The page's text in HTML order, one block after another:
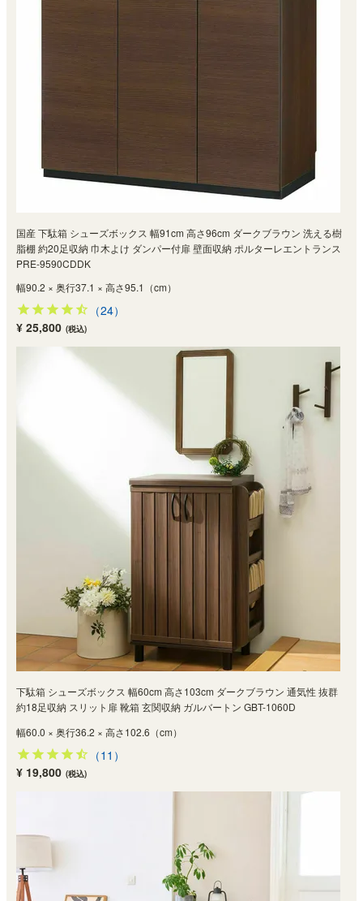
国産 下駄箱 シューズボックス 幅91cm 高さ96cm ダークブラウン 洗える樹
脂棚 約20足収納 巾木よけ ダンパー付扉 壁面収納 ポルターレエントランス
PRE-9590CDDK
幅90.2 × 奥行37.1 × 高さ95.1（cm）
（24）
¥ 25,800 (税込)
下駄箱 シューズボックス 幅60cm 高さ103cm ダークブラウン 通気性 抜群
約18足収納 スリット扉 靴箱 玄関収納 ガルバートン GBT-1060D
幅60.0 × 奥行36.2 × 高さ102.6（cm）
（11）
¥ 19,800 (税込)